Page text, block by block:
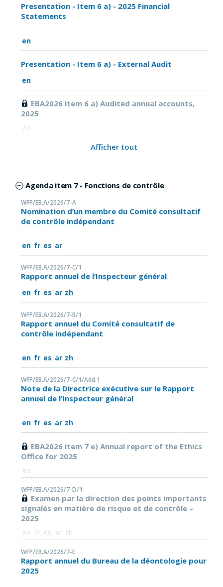
Presentation - Item 6 a) - 2025 Financial
Statements
en
Presentation - Item 6 a) - External Audit
en
EBA2026 item 6 a) Audited annual accounts,
2025
en
Afficher tout
Agenda item 7 - Fonctions de contrôle
WFP/EB.A/2026/7-A
Nomination d’un membre du Comité consultatif
de contrôle indépendant
en fr es ar
WFP/EB.A/2026/7-C/1
Rapport annuel de l’Inspecteur général
en fr es ar zh
WFP/EB.A/2026/7-B/1
Rapport annuel du Comité consultatif de
contrôle indépendant
en fr es ar zh
WFP/EB.A/2026/7-C/1/Add.1
Note de la Directrice exécutive sur le Rapport
annuel de l’Inspecteur général
en fr es ar zh
EBA2026 item 7 e) Annual report of the Ethics
Office for 2025
en
WFP/EB.A/2026/7-D/1
Examen par la direction des points importants
signalés en matière de risque et de contrôle –
2025
en fr es ar zh
WFP/EB.A/2026/7-E
Rapport annuel du Bureau de la déontologie pour
2025